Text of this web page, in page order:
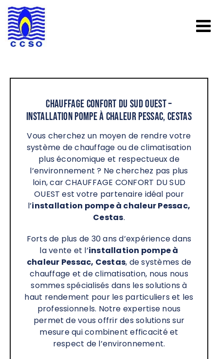
Passer
au
contenu
Chauffage Confort du Sud Ouest –
Installation pompe à chaleur Pessac, Cestas
Vous cherchez un moyen de rendre votre
système de chauffage ou de climatisation
plus économique et respectueux de
l’environnement ? Ne cherchez pas plus
loin, car CHAUFFAGE CONFORT DU SUD
OUEST est votre partenaire idéal pour
l’installation pompe à chaleur Pessac,
Cestas.
Forts de plus de 30 ans d’expérience dans
la vente et l’installation pompe à
chaleur Pessac, Cestas, de systèmes de
chauffage et de climatisation, nous nous
sommes spécialisés dans les solutions à
haut rendement pour les particuliers et les
professionnels. Notre expertise nous
permet de vous offrir des solutions sur
mesure qui combinent efficacité et
respect de l’environnement.